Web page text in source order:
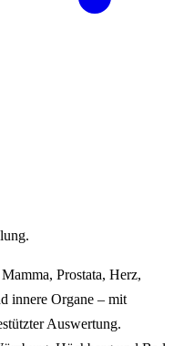
Prostata, Herz,
innere Organe – mit
Auswertung.